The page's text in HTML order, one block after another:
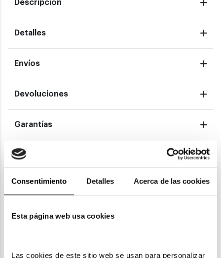
Consentimiento Detalles Acerca de las cookies
Esta página web usa cookies
Las cookies de este sitio web se usan para personalizar
Descripción
Detalles
Envíos
Devoluciones
Garantías
También te puede gustar